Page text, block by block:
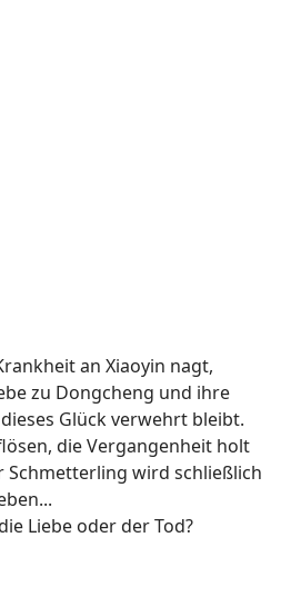
an Xiaoyin nagt,
zu Dongcheng und ihre
Glück verwehrt bleibt.
die Vergangenheit holt
Schmetterling wird schließlich
Liebe oder der Tod?